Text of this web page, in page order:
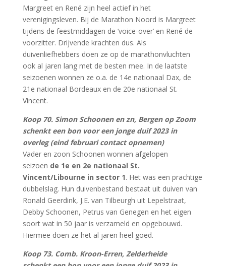
Margreet en René zijn heel actief in het
verenigingsleven. Bij de Marathon Noord is Margreet
tijdens de feestmiddagen de ‘voice-over’ en René de
voorzitter. Drijvende krachten dus. Als
duivenliefhebbers doen ze op de marathonvluchten
ook al jaren lang met de besten mee. In de laatste
seizoenen wonnen ze o.a. de 14e nationaal Dax, de
21e nationaal Bordeaux en de 20e nationaal St.
Vincent.
Koop 70. Simon Schoonen en zn, Bergen op Zoom
schenkt een bon voor een jonge duif 2023 in
overleg (eind februari contact opnemen)
Vader en zoon Schoonen wonnen afgelopen
seizoen de 1e en 2e nationaal St.
Vincent/Libourne in sector 1. Het was een prachtige
dubbelslag. Hun duivenbestand bestaat uit duiven van
Ronald Geerdink, J.E. van Tilbeurgh uit Lepelstraat,
Debby Schoonen, Petrus van Genegen en het eigen
soort wat in 50 jaar is verzameld en opgebouwd.
Hiermee doen ze het al jaren heel goed.
Koop 73. Comb. Kroon-Erren, Zelderheide